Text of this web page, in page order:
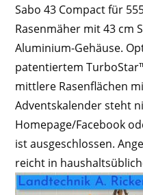
Sabo 43 Compact für
Rasenmäher mit 43 cm
Aluminium-Gehäuse.
patentiertem
mittlere Rasenflächen
Adventskalender steht
Homepage/Facebook
ist ausgeschlossen.
reicht in